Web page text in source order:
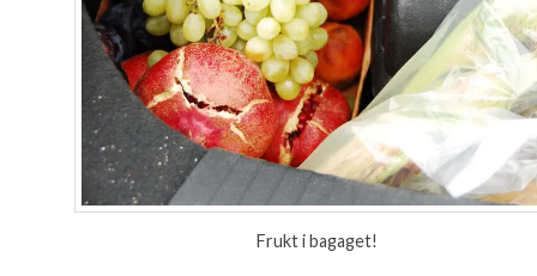
Frukt i bagaget!